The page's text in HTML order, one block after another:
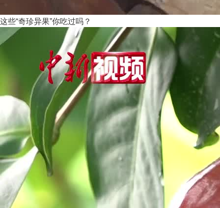
这些“奇珍异果”你吃过吗？